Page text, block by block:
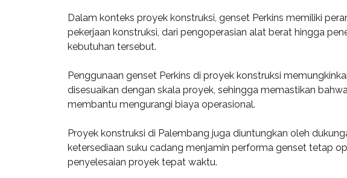
Dalam konteks proyek konstruksi, genset Perkins memiliki
pekerjaan konstruksi, dari pengoperasian alat berat hingga
kebutuhan tersebut.
Penggunaan genset Perkins di proyek konstruksi
disesuaikan dengan skala proyek, sehingga memastikan
membantu mengurangi biaya operasional.
Proyek konstruksi di Palembang juga diuntungkan oleh
ketersediaan suku cadang menjamin performa genset tetap
penyelesaian proyek tepat waktu.